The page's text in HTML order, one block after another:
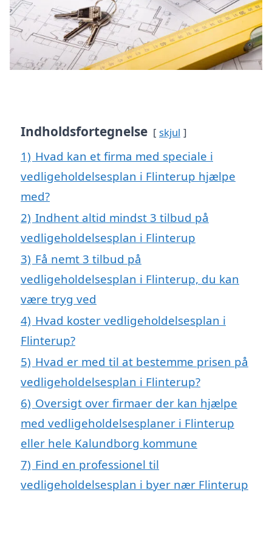
Indholdsfortegnelse skjul
1) Hvad kan et firma med speciale i
vedligeholdelsesplan i Flinterup hjælpe
med?
2) Indhent altid mindst 3 tilbud på
vedligeholdelsesplan i Flinterup
3) Få nemt 3 tilbud på
vedligeholdelsesplan i Flinterup, du kan
være tryg ved
4) Hvad koster vedligeholdelsesplan i
Flinterup?
5) Hvad er med til at bestemme prisen på
vedligeholdelsesplan i Flinterup?
6) Oversigt over firmaer der kan hjælpe
med vedligeholdelsesplaner i Flinterup
eller hele Kalundborg kommune
7) Find en professionel til
vedligeholdelsesplan i byer nær Flinterup